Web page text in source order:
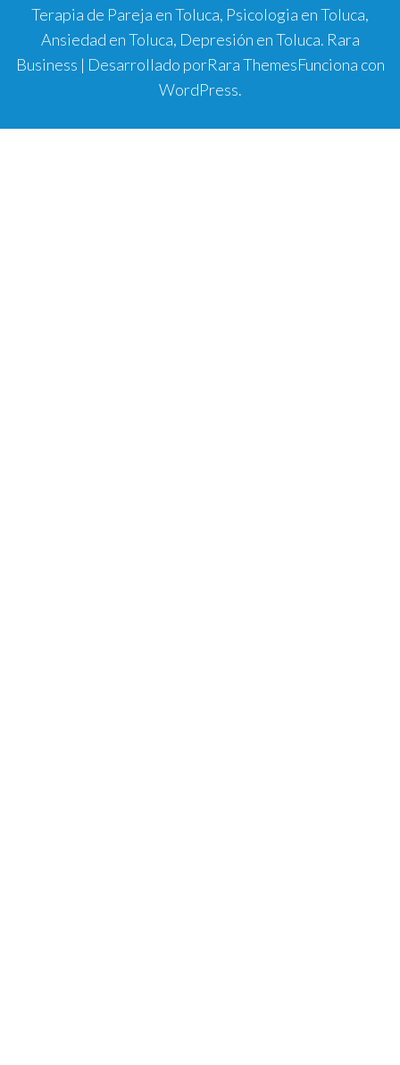
Terapia de Pareja en Toluca, Psicologia en Toluca,
Ansiedad en Toluca, Depresión en Toluca. Rara
Business | Desarrollado porRara ThemesFunciona con
WordPress.